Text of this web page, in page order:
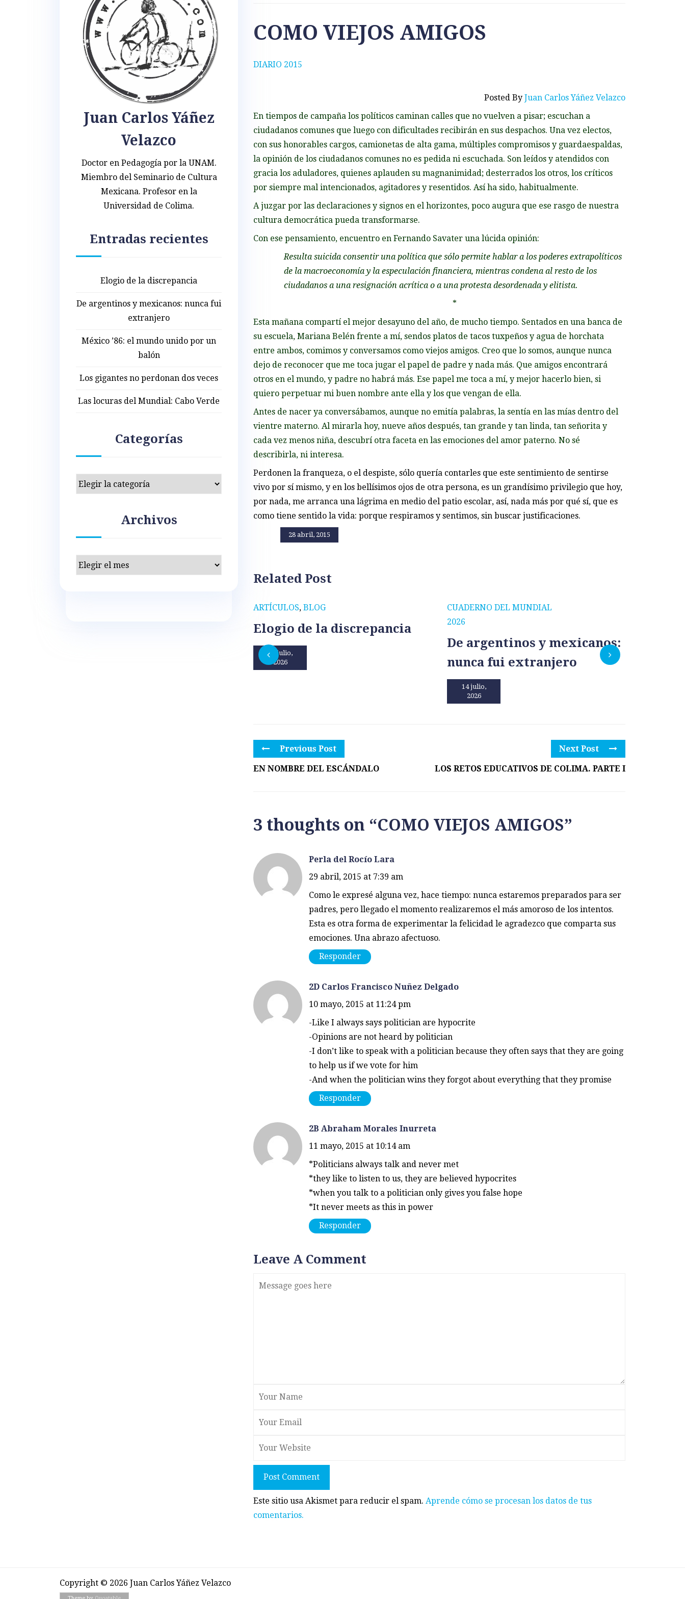
DIARIO 2015
COMO VIEJOS AMIGOS
28 abril, 2015
Posted By Juan Carlos Yáñez Velazco
En tiempos de campaña los políticos caminan calles que no vuelven a pisar; escuchan a
ciudadanos comunes que luego con dificultades recibirán en sus despachos. Una vez electos,
con sus honorables cargos, camionetas de alta gama, múltiples compromisos y guardaespaldas,
la opinión de los ciudadanos comunes no es pedida ni escuchada. Son leídos y atendidos con
gracia los aduladores, quienes aplauden su magnanimidad; desterrados los otros, los críticos
por siempre mal intencionados, agitadores y resentidos. Así ha sido, habitualmente.
A juzgar por las declaraciones y signos en el horizontes, poco augura que ese rasgo de nuestra
cultura democrática pueda transformarse.
Con ese pensamiento, encuentro en Fernando Savater una lúcida opinión:
Resulta suicida consentir una política que sólo permite hablar a los poderes extrapolíticos
de la macroeconomía y la especulación financiera, mientras condena al resto de los
ciudadanos a una resignación acrítica o a una protesta desordenada y elitista.
*
Esta mañana compartí el mejor desayuno del año, de mucho tiempo. Sentados en una banca de
su escuela, Mariana Belén frente a mí, sendos platos de tacos tuxpeños y agua de horchata
entre ambos, comimos y conversamos como viejos amigos. Creo que lo somos, aunque nunca
dejo de reconocer que me toca jugar el papel de padre y nada más. Que amigos encontrará
otros en el mundo, y padre no habrá más. Ese papel me toca a mí, y mejor hacerlo bien, si
quiero perpetuar mi buen nombre ante ella y los que vengan de ella.
Antes de nacer ya conversábamos, aunque no emitía palabras, la sentía en las mías dentro del
vientre materno. Al mirarla hoy, nueve años después, tan grande y tan linda, tan señorita y
cada vez menos niña, descubrí otra faceta en las emociones del amor paterno. No sé
describirla, ni interesa.
Perdonen la franqueza, o el despiste, sólo quería contarles que este sentimiento de sentirse
vivo por sí mismo, y en los bellísimos ojos de otra persona, es un grandísimo privilegio que hoy,
por nada, me arranca una lágrima en medio del patio escolar, así, nada más por qué sí, que es
como tiene sentido la vida: porque respiramos y sentimos, sin buscar justificaciones.
Related Post
ARTÍCULOS, BLOG
Elogio de la discrepancia
31 julio,
2026
CUADERNO DEL MUNDIAL
2026
De argentinos y mexicanos:
nunca fui extranjero
14 julio,
2026
Previous Post
EN NOMBRE DEL ESCÁNDALO
Next Post
LOS RETOS EDUCATIVOS DE COLIMA. PARTE I
3 thoughts on “COMO VIEJOS AMIGOS”
Perla del Rocío Lara
29 abril, 2015 at 7:39 am
Como le expresé alguna vez, hace tiempo: nunca estaremos preparados para ser
padres, pero llegado el momento realizaremos el más amoroso de los intentos.
Esta es otra forma de experimentar la felicidad le agradezco que comparta sus
emociones. Una abrazo afectuoso.
Responder
2D Carlos Francisco Nuñez Delgado
10 mayo, 2015 at 11:24 pm
-Like I always says politician are hypocrite
-Opinions are not heard by politician
-I don’t like to speak with a politician because they often says that they are going
to help us if we vote for him
-And when the politician wins they forgot about everything that they promise
Responder
2B Abraham Morales Inurreta
11 mayo, 2015 at 10:14 am
*Politicians always talk and never met
*they like to listen to us, they are believed hypocrites
*when you talk to a politician only gives you false hope
*It never meets as this in power
Responder
Leave A Comment
Post Comment
Este sitio usa Akismet para reducir el spam. Aprende cómo se procesan los datos de tus
comentarios.
Juan Carlos Yáñez
Velazco
Doctor en Pedagogía por la UNAM.
Miembro del Seminario de Cultura
Mexicana. Profesor en la
Universidad de Colima.
Entradas recientes
Elogio de la discrepancia
De argentinos y mexicanos: nunca fui
extranjero
México ’86: el mundo unido por un
balón
Los gigantes no perdonan dos veces
Las locuras del Mundial: Cabo Verde
Categorías
Categorías
Archivos
Archivos
Copyright © 2026 Juan Carlos Yáñez Velazco